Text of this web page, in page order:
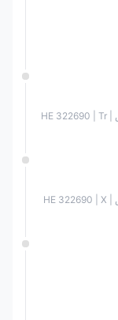
بعد: TRADING POINT HOLDINGS LIMITED | قبرص | ΗΕ 322690 | Tr
بعد: TRADING POINT HOLDINGS LIMITED | قبرص | ΗΕ 322690 | X